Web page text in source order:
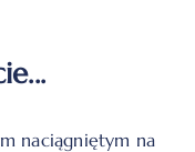
naciągniętym na